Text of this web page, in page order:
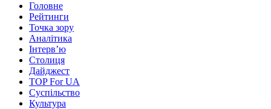
Головне
Рейтинги
Точка зору
Аналітика
Інтерв’ю
Столиця
Дайджест
TOP For UA
Суспiльство
Культура